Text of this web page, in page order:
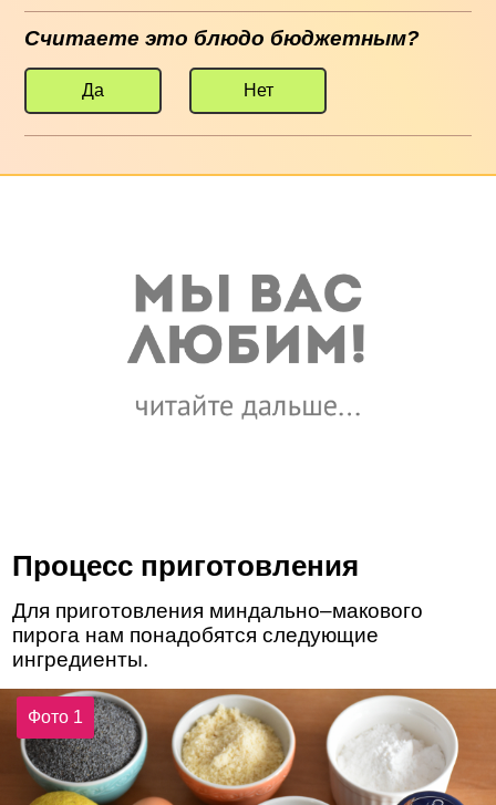
Считаете это блюдо бюджетным?
Да Нет
Процесс приготовления
Для приготовления миндально–макового
пирога нам понадобятся следующие
ингредиенты.
Фото 1